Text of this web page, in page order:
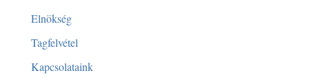
Elnökség
Tagfelvétel
Kapcsolataink